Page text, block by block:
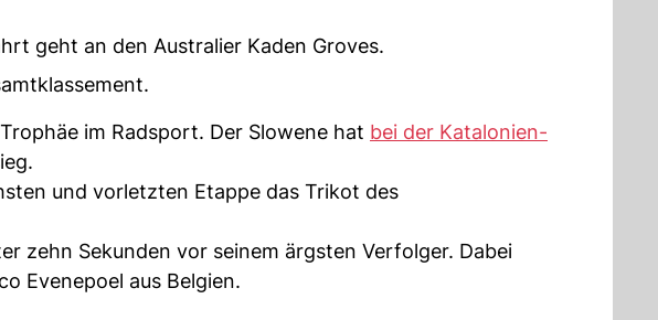
geht an den Australier Kaden Groves.
im Radsport. Der Slowene hat bei der Katalonien-
und vorletzten Etappe das Trikot des
zehn Sekunden vor seinem ärgsten Verfolger. Dabei
Evenepoel aus Belgien.